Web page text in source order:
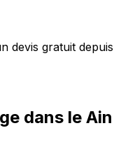
devis gratuit depuis
dans le Ain